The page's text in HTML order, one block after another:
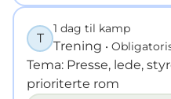
T
1 dag til kamp
Trening •
Tema: Presse, lede,
prioriterte rom